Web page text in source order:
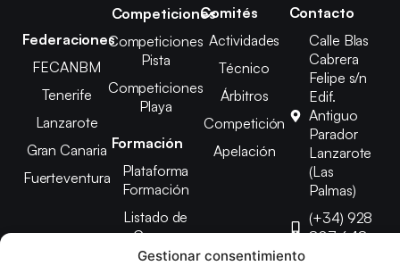
Gestionar consentimiento
Federaciones
FECANBM
Tenerife
Lanzarote
Gran Canaria
Fuerteventura
Competiciones
Competiciones
Pista
Competiciones
Playa
Formación
Plataforma
Formación
Listado de
Cursos
Comités
Actividades
Técnico
Árbitros
Competición
Apelación
Contacto
Calle Blas
Cabrera
Felipe s/n
Edif.
Antiguo
Parador
Lanzarote
(Las
Palmas)
(+34) 928
807 648